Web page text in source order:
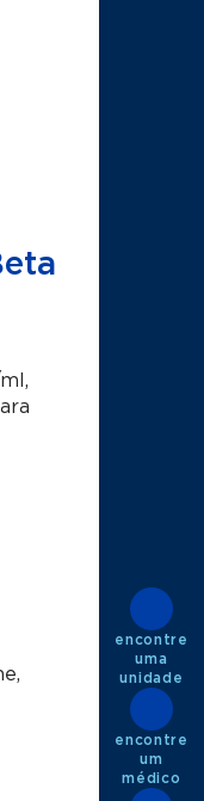
encontre
uma
unidade
encontre
um
médico